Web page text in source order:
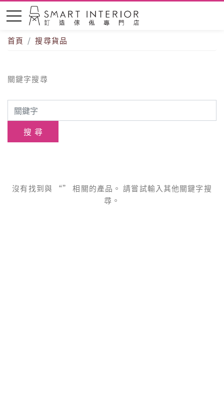
首頁 搜尋貨品
關鍵字搜尋
沒有找到與 “” 相關的產品。 請嘗試輸入其他關鍵字搜
尋。